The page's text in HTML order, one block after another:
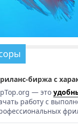
биржа с
— это
работу с